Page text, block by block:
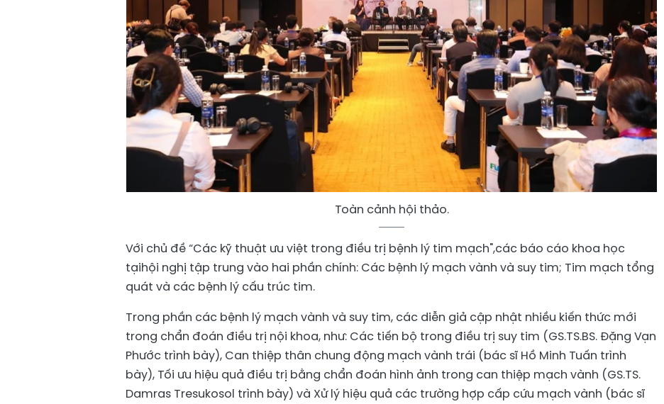
Toàn cảnh hội thảo.
Với chủ đề “Các kỹ thuật ưu việt trong điều trị bệnh lý tim mạch",các báo cáo khoa học
tạihội nghị tập trung vào hai phần chính: Các bệnh lý mạch vành và suy tim; Tim mạch tổng
quát và các bệnh lý cấu trúc tim.
Trong phần các bệnh lý mạch vành và suy tim, các diễn giả cập nhật nhiều kiến thức mới
trong chẩn đoán điều trị nội khoa, như: Các tiến bộ trong điều trị suy tim (GS.TS.BS. Đặng Vạn
Phước trình bày), Can thiệp thân chung động mạch vành trái (bác sĩ Hồ Minh Tuấn trình
bày), Tối ưu hiệu quả điều trị bằng chẩn đoán hình ảnh trong can thiệp mạch vành (GS.TS.
Damras Tresukosol trình bày) và Xử lý hiệu quả các trường hợp cấp cứu mạch vành (bác sĩ